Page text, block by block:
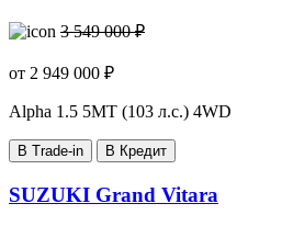
3 549 000 ₽
от 2 949 000 ₽
Alpha 1.5 5MT (103 л.с.) 4WD
В Trade-in В Кредит
SUZUKI Grand Vitara